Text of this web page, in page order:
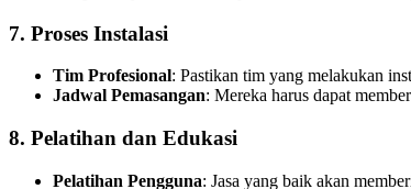
7. Proses Instalasi
Tim Profesional: Pastikan tim yang melakukan
Jadwal Pemasangan: Mereka harus dapat
8. Pelatihan dan Edukasi
Pelatihan Pengguna: Jasa yang baik akan